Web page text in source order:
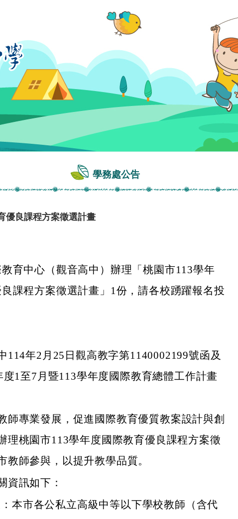
學務處公告
優良課程方案徵選計畫
育中心（觀音高中）辦理「桃園市113學年
課程方案徵選計畫」1份，請各校踴躍報名投
114年2月25日觀高教字第1140002199號函及
度1至7月暨113學年度國際教育總體工作計畫
師專業發展，促進國際教育優質教案設計與創
理桃園市113學年度國際教育優良課程方案徵
教師參與，以提升教學品質。
資訊如下：
本市各公私立高級中等以下學校教師（含代